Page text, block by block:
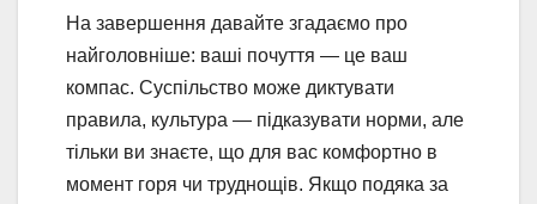
На завершення давайте згадаємо про
найголовніше: ваші почуття — це ваш
компас. Суспільство може диктувати
правила, культура — підказувати норми, але
тільки ви знаєте, що для вас комфортно в
момент горя чи труднощів. Якщо подяка за